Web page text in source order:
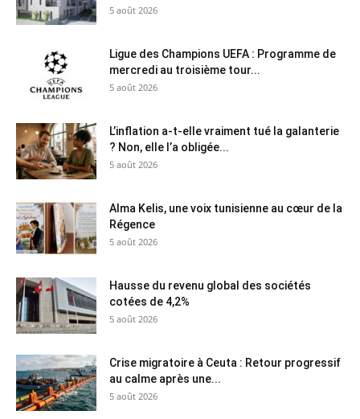
5 août 2026
Ligue des Champions UEFA : Programme de
mercredi au troisième tour...
5 août 2026
L’inflation a-t-elle vraiment tué la galanterie
? Non, elle l’a obligée...
5 août 2026
Alma Kelis, une voix tunisienne au cœur de la
Régence
5 août 2026
Hausse du revenu global des sociétés
cotées de 4,2%
5 août 2026
Crise migratoire à Ceuta : Retour progressif
au calme après une...
5 août 2026